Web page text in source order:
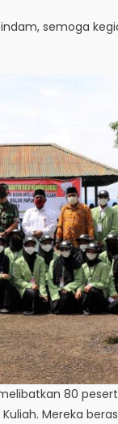
semoga
80
Mereka